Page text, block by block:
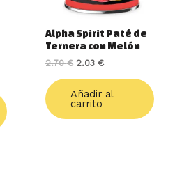
Alpha Spirit Paté de
Ternera con Melón
2.70€ 2.03 €
Añadir al
carrito